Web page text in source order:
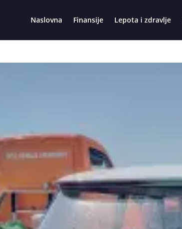
Naslovna Finansije Lepota i zdravlje